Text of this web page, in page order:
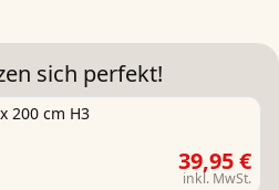
sich perfekt!
200 cm H3
39,95 €
inkl. MwSt.